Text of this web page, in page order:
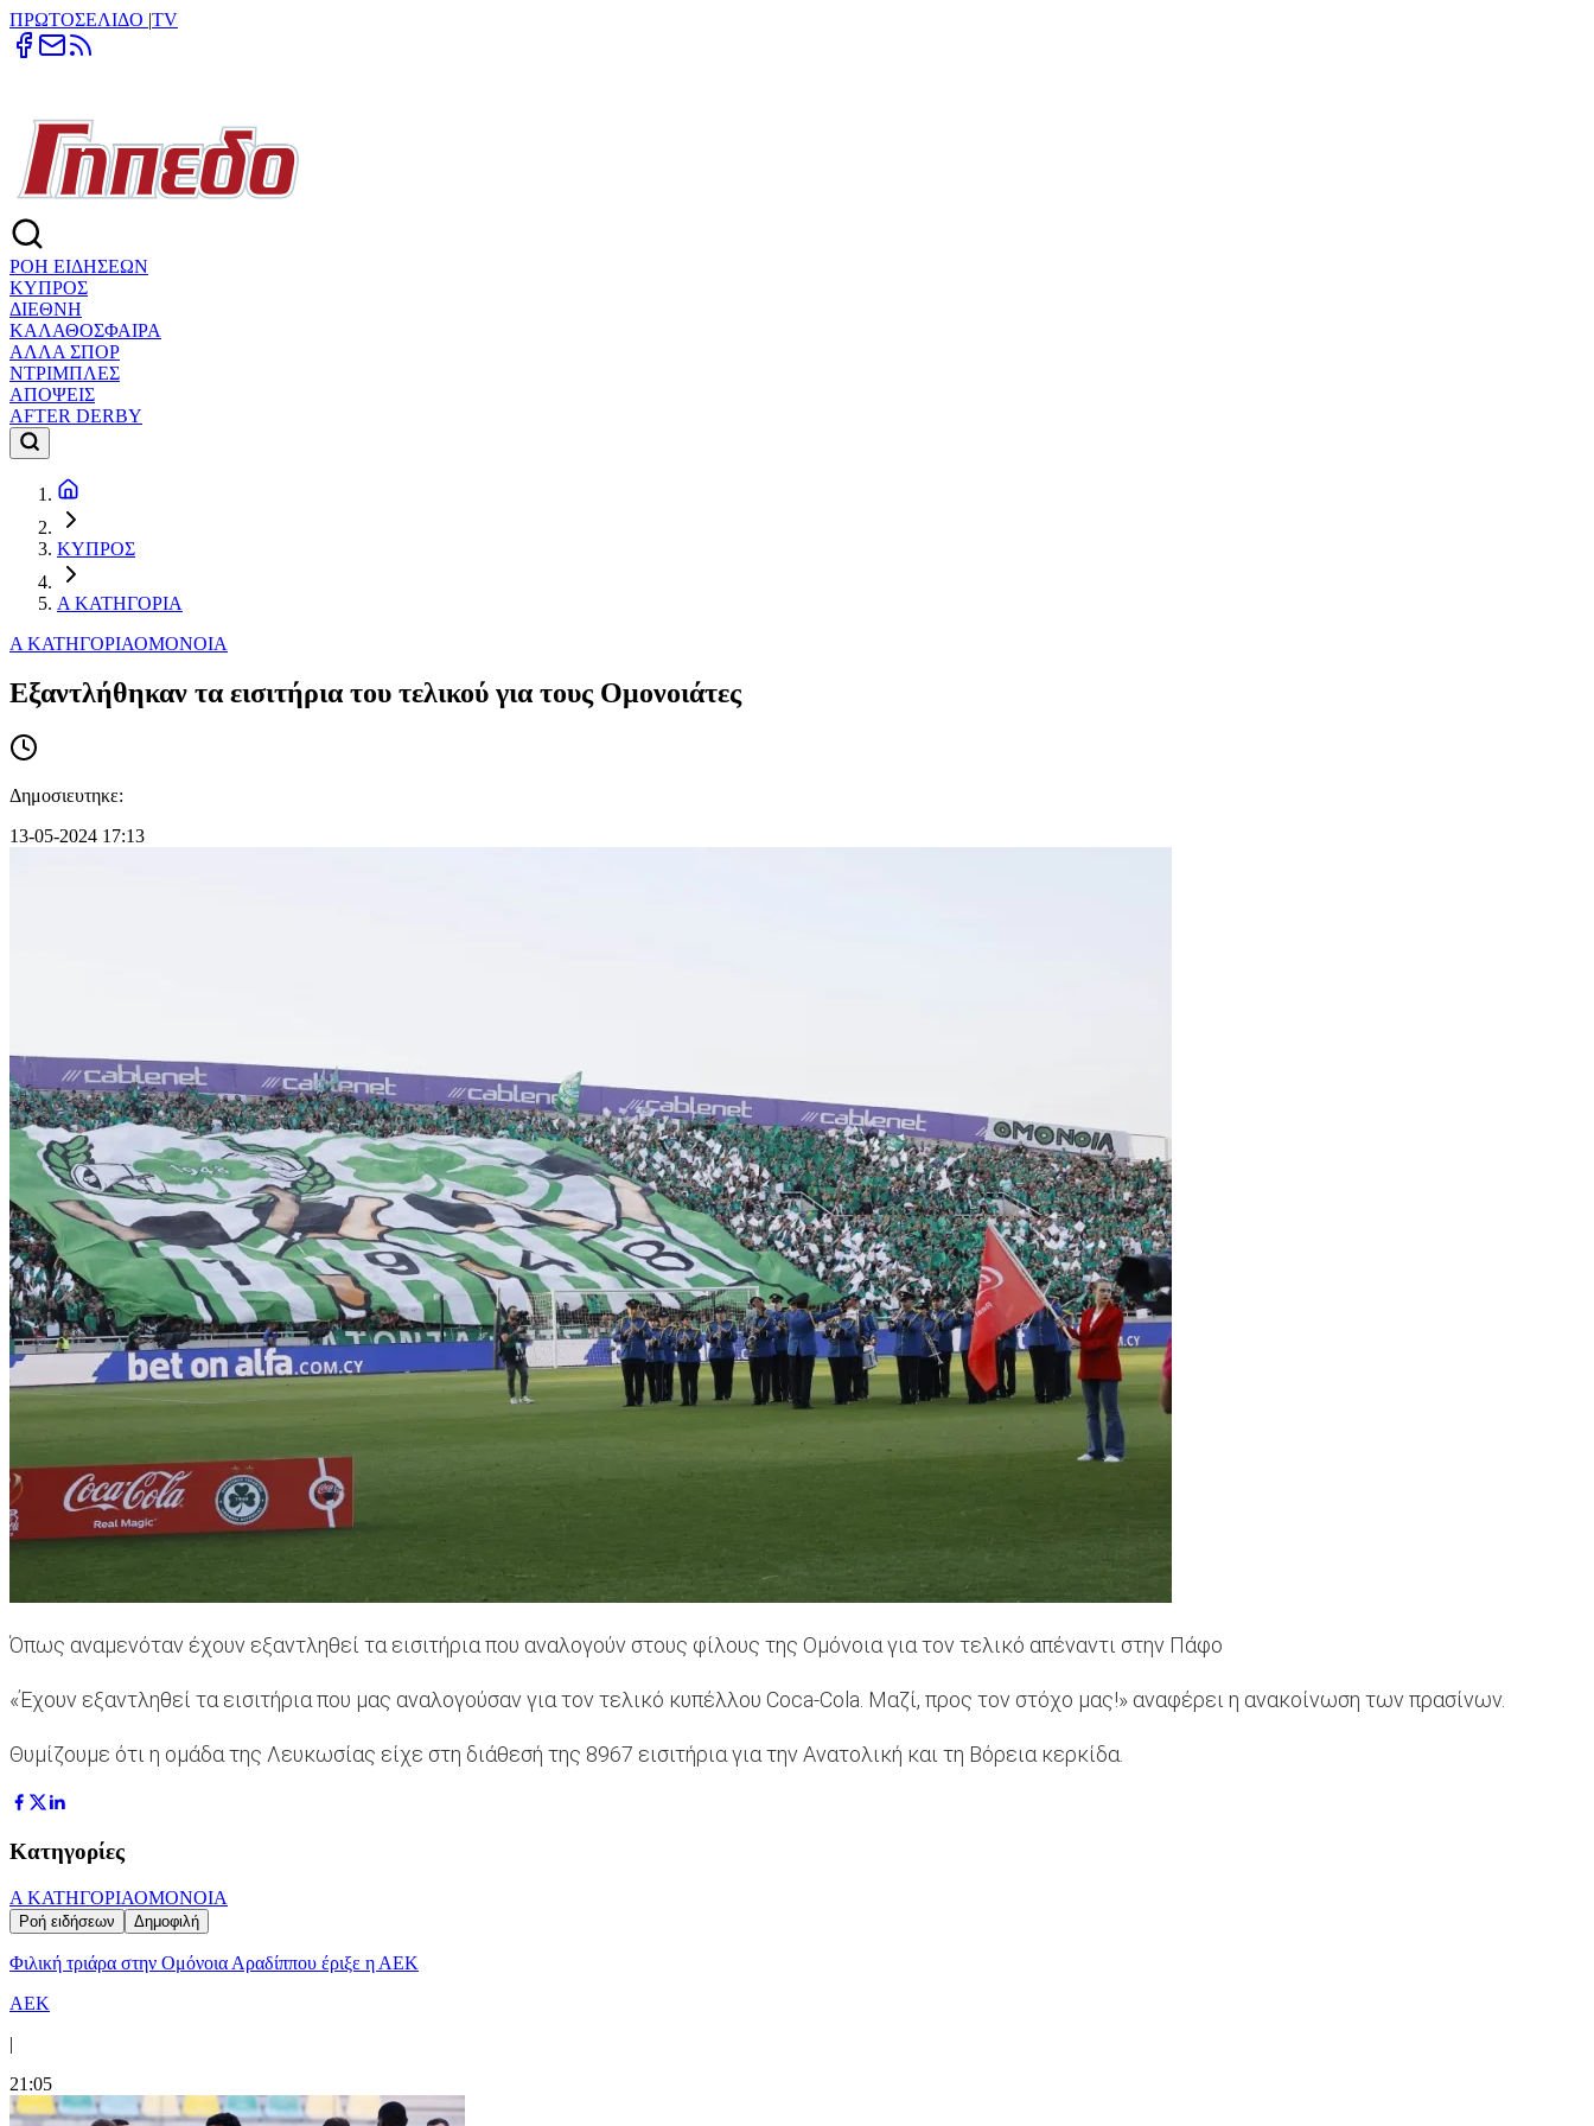
ΠΡΩΤΟΣΕΛΙΔΟ |TV
ΡΟΗ ΕΙΔΗΣΕΩΝ
ΚΥΠΡΟΣ
ΔΙΕΘΝΗ
ΚΑΛΑΘΟΣΦΑΙΡΑ
ΑΛΛΑ ΣΠΟΡ
ΝΤΡΙΜΠΛΕΣ
ΑΠΟΨΕΙΣ
AFTER DERBY
ΚΥΠΡΟΣ
Α ΚΑΤΗΓΟΡΙΑ
Α ΚΑΤΗΓΟΡΙΑΟΜΟΝΟΙΑ
Εξαντλήθηκαν τα εισιτήρια του τελικού για τους Ομονοιάτες
Δημοσιευτηκε:
13-05-2024 17:13
Όπως αναμενόταν έχουν εξαντληθεί τα εισιτήρια που αναλογούν στους φίλους της Ομόνοια για τον τελικό απέναντι στην Πάφο
«Έχουν εξαντληθεί τα εισιτήρια που μας αναλογούσαν για τον τελικό κυπέλλου Coca-Cola. Μαζί, προς τον στόχο μας!» αναφέρει η ανακοίνωση των πρασίνων.
Θυμίζουμε ότι η ομάδα της Λευκωσίας είχε στη διάθεσή της 8967 εισιτήρια για την Ανατολική και τη Βόρεια κερκίδα.
Κατηγορίες
Α ΚΑΤΗΓΟΡΙΑΟΜΟΝΟΙΑ
Ροή ειδήσεων Δημοφιλή
Φιλική τριάρα στην Ομόνοια Αραδίππου έριξε η ΑΕΚ
ΑΕΚ
|
21:05